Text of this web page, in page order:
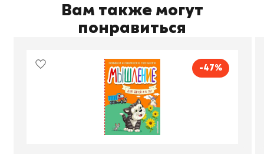
Вам также могут
понравиться
-47%